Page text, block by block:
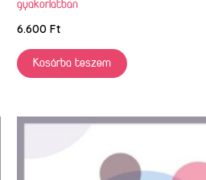
gyakorlatban
6.600 Ft
Kosárba teszem